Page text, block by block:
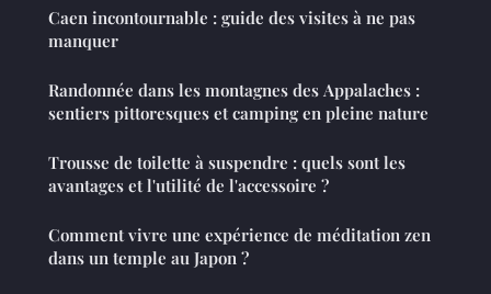
Caen incontournable : guide des visites à ne pas
manquer
Randonnée dans les montagnes des Appalaches :
sentiers pittoresques et camping en pleine nature
Trousse de toilette à suspendre : quels sont les
avantages et l'utilité de l'accessoire ?
Comment vivre une expérience de méditation zen
dans un temple au Japon ?